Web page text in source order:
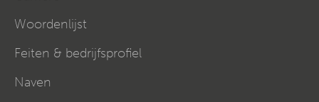
Woordenlijst
Feiten & bedrijfsprofiel
Naven